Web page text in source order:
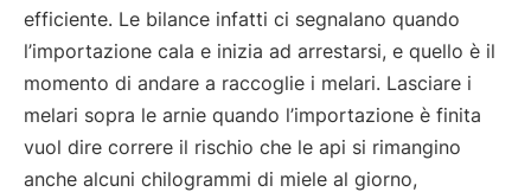
efficiente. Le bilance infatti ci segnalano quando
l’importazione cala e inizia ad arrestarsi, e quello è il
momento di andare a raccoglie i melari. Lasciare i
melari sopra le arnie quando l’importazione è finita
vuol dire correre il rischio che le api si rimangino
anche alcuni chilogrammi di miele al giorno,